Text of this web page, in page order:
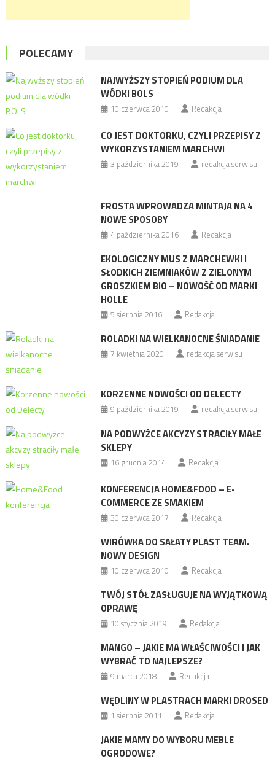
POLECAMY
NAJWYŻSZY STOPIEŃ PODIUM DLA
WÓDKI BOLS
10 czerwca 2010 Redakcja
CO JEST DOKTORKU, CZYLI PRZEPISY Z
WYKORZYSTANIEM MARCHWI
3 października 2019 redakcja serwisu
FROSTA WPROWADZA MINTAJA NA 4
NOWE SPOSOBY
4 października 2016 Redakcja
EKOLOGICZNY MUS Z MARCHEWKI I
SŁODKICH ZIEMNIAKÓW Z ZIELONYM
GROSZKIEM BIO – NOWOŚĆ OD MARKI
HOLLE
5 sierpnia 2016 Redakcja
ROLADKI NA WIELKANOCNE ŚNIADANIE
7 kwietnia 2020 redakcja serwisu
KORZENNE NOWOŚCI OD DELECTY
9 października 2019 redakcja serwisu
NA PODWYŻCE AKCYZY STRACIŁY MAŁE
SKLEPY
16 grudnia 2014 Redakcja
KONFERENCJA HOME&FOOD – E-
COMMERCE ZE SMAKIEM
30 czerwca 2017 Redakcja
WIRÓWKA DO SAŁATY PLAST TEAM.
NOWY DESIGN
10 czerwca 2010 Redakcja
TWÓJ STÓŁ ZASŁUGUJE NA WYJĄTKOWĄ
OPRAWĘ
10 stycznia 2019 Redakcja
MANGO – JAKIE MA WŁAŚCIWOŚCI I JAK
WYBRAĆ TO NAJLEPSZE?
9 marca 2018 Redakcja
WĘDLINY W PLASTRACH MARKI DROSED
1 sierpnia 2011 Redakcja
JAKIE MAMY DO WYBORU MEBLE
OGRODOWE?